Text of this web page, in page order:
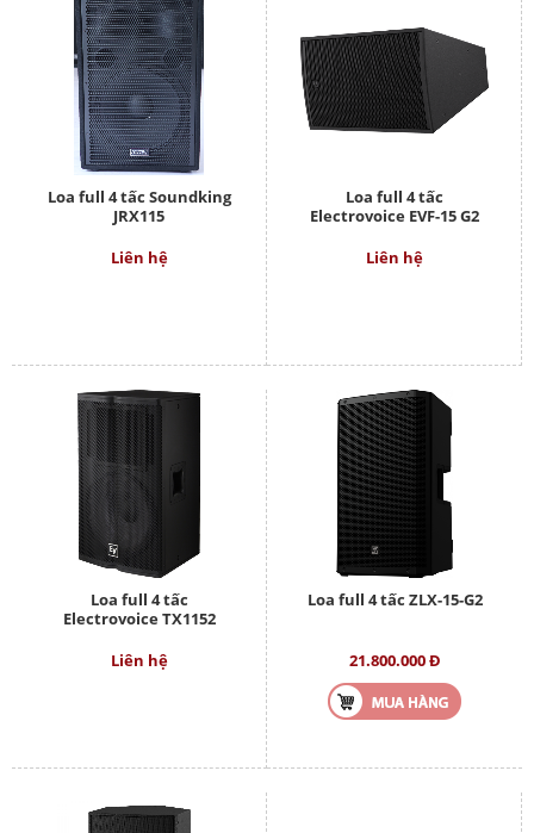
Loa full 4 tấc Soundking
JRX115
Liên hệ
Loa full 4 tấc
Electrovoice EVF-15 G2
Liên hệ
Loa full 4 tấc
Electrovoice TX1152
Liên hệ
Loa full 4 tấc ZLX-15-G2
21.800.000 Đ